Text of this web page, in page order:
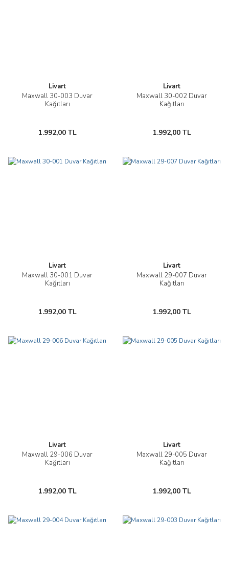
Livart
Maxwall 30-003 Duvar
Kağıtları
1.992,00 TL
Livart
Maxwall 30-002 Duvar
Kağıtları
1.992,00 TL
Livart
Maxwall 30-001 Duvar
Kağıtları
1.992,00 TL
Livart
Maxwall 29-007 Duvar
Kağıtları
1.992,00 TL
Livart
Maxwall 29-006 Duvar
Kağıtları
1.992,00 TL
Livart
Maxwall 29-005 Duvar
Kağıtları
1.992,00 TL